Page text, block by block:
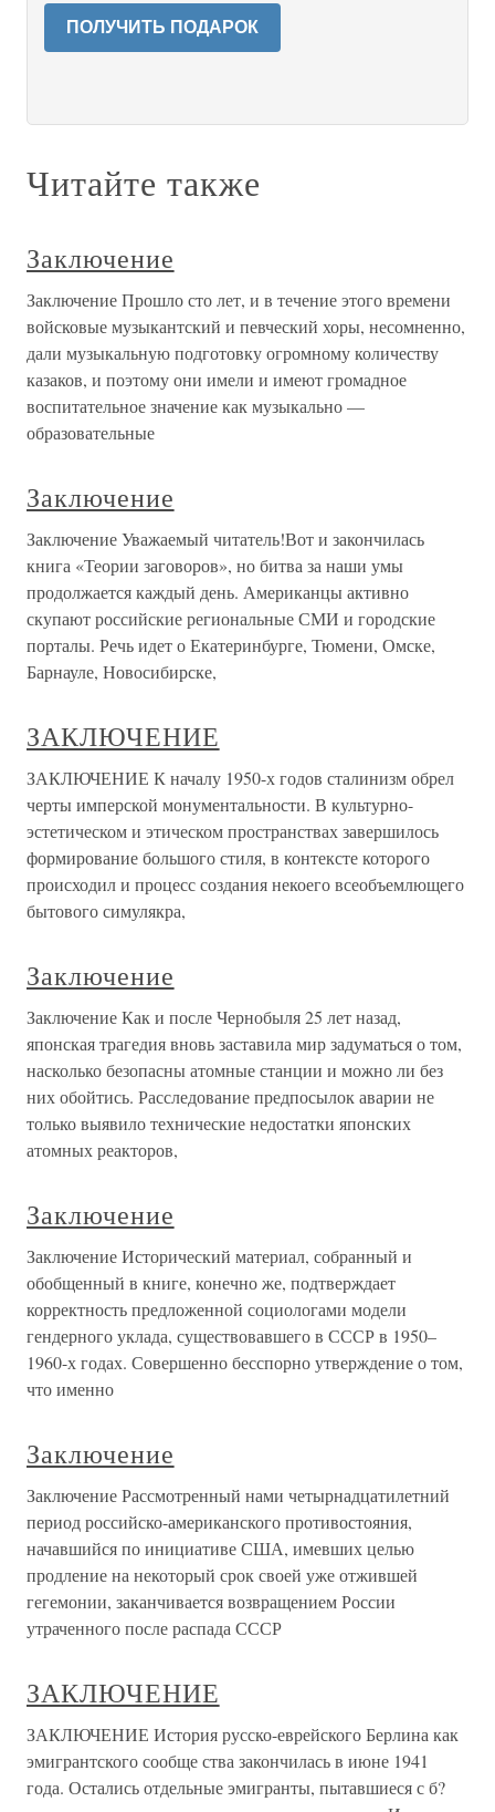
ПОЛУЧИТЬ ПОДАРОК
Читайте также
Заключение
Заключение Прошло сто лет, и в течение этого времени
войсковые музыкантский и певческий хоры, несомненно,
дали музыкальную подготовку огромному количеству
казаков, и поэтому они имели и имеют громадное
воспитательное значение как музыкально —
образовательные
Заключение
Заключение Уважаемый читатель!Вот и закончилась
книга «Теории заговоров», но битва за наши умы
продолжается каждый день. Американцы активно
скупают российские региональные СМИ и городские
порталы. Речь идет о Екатеринбурге, Тюмени, Омске,
Барнауле, Новосибирске,
ЗАКЛЮЧЕНИЕ
ЗАКЛЮЧЕНИЕ К началу 1950-х годов сталинизм обрел
черты имперской монументальности. В культурно-
эстетическом и этическом пространствах завершилось
формирование большого стиля, в контексте которого
происходил и процесс создания некоего всеобъемлющего
бытового симулякра,
Заключение
Заключение Как и после Чернобыля 25 лет назад,
японская трагедия вновь заставила мир задуматься о том,
насколько безопасны атомные станции и можно ли без
них обойтись. Расследование предпосылок аварии не
только выявило технические недостатки японских
атомных реакторов,
Заключение
Заключение Исторический материал, собранный и
обобщенный в книге, конечно же, подтверждает
корректность предложенной социологами модели
гендерного уклада, существовавшего в СССР в 1950–
1960-х годах. Совершенно бесспорно утверждение о том,
что именно
Заключение
Заключение Рассмотренный нами четырнадцатилетний
период российско-американского противостояния,
начавшийся по инициативе США, имевших целью
продление на некоторый срок своей уже отжившей
гегемонии, заканчивается возвращением России
утраченного после распада СССР
ЗАКЛЮЧЕНИЕ
ЗАКЛЮЧЕНИЕ История русско-еврейского Берлина как
эмигрантского сообще ства закончилась в июне 1941
года. Остались отдельные эмигранты, пытавшиеся с б?